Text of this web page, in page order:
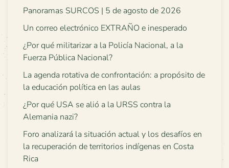
Panoramas SURCOS | 5 de agosto de 2026
Un correo electrónico EXTRAÑO e inesperado
¿Por qué militarizar a la Policía Nacional, a la
Fuerza Pública Nacional?
La agenda rotativa de confrontación: a propósito de
la educación política en las aulas
¿Por qué USA se alió a la URSS contra la
Alemania nazi?
Foro analizará la situación actual y los desafíos en
la recuperación de territorios indígenas en Costa
Rica